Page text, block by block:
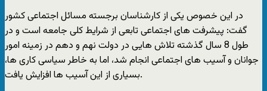
در این خصوص یکی از کارشناسان برجسته مسائل اجتماعی کشور
گفت: پیشرفت های اجتماعی تابعی از شرایط کلی جامعه است و در
طول 8 سال گذشته تلاش هایی در دولت نهم و دهم در زمینه امور
جوانان و آسیب های اجتماعی انجام شد، اما به خاطر سیاسی کاری ها،
بسیاری از این آسیب ها افزایش یافت.